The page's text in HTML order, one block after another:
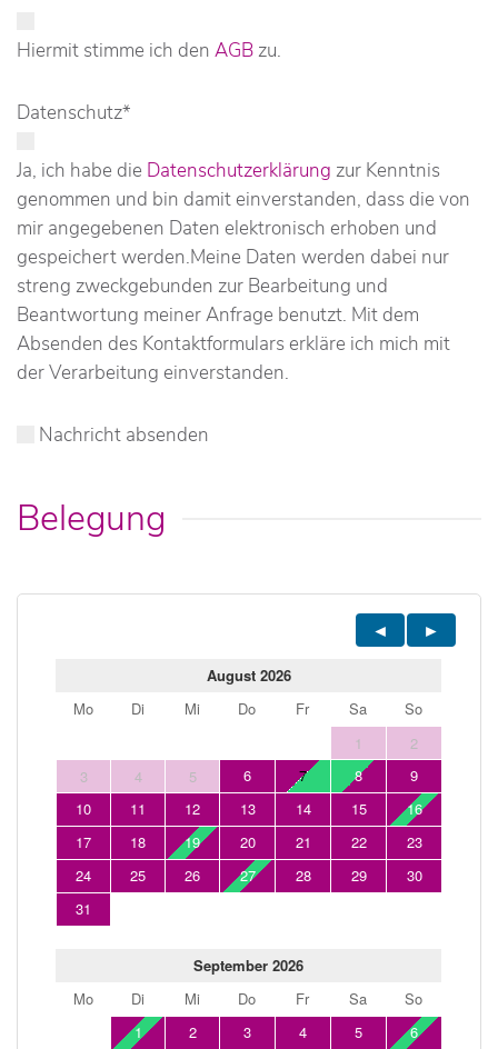
Hiermit stimme ich den AGBzu.
Datenschutz*
Ja, ich habe die Datenschutzerklärung zur Kenntnis
genommen und bin damit einverstanden, dass die von
mir angegebenen Daten elektronisch erhoben und
gespeichert werden.Meine Daten werden dabei nur
streng zweckgebunden zur Bearbeitung und
Beantwortung meiner Anfrage benutzt. Mit dem
Absenden des Kontaktformulars erkläre ich mich mit
der Verarbeitung einverstanden.
Nachricht absenden
Belegung